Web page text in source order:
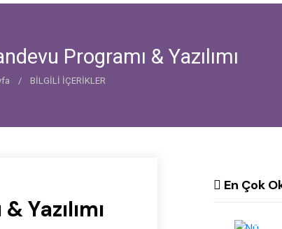
Programı & Yazılımı
/ BİLGİLİ İÇERİKLER
Yazılımı
En Çok